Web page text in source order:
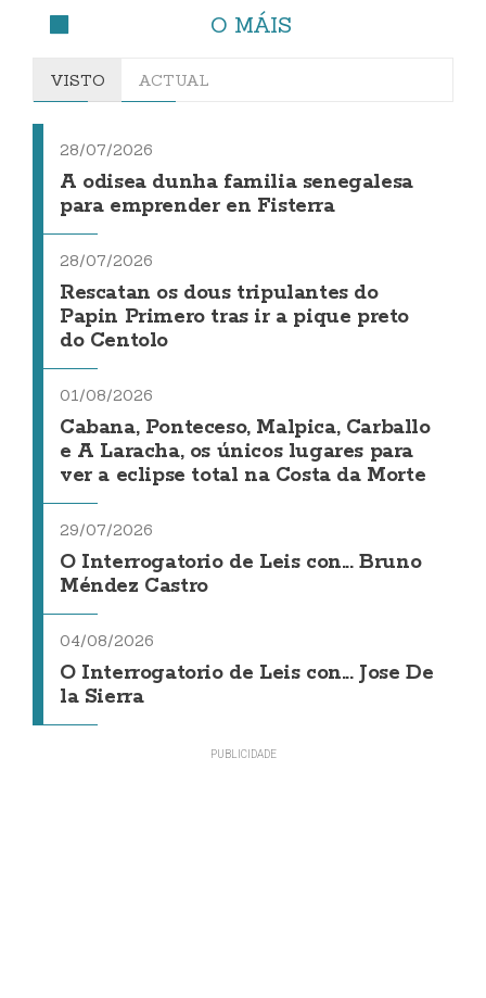
O MÁIS
VISTO ACTUAL
28/07/2026
A odisea dunha familia senegalesa
para emprender en Fisterra
28/07/2026
Rescatan os dous tripulantes do
Papin Primero tras ir a pique preto
do Centolo
01/08/2026
Cabana, Ponteceso, Malpica, Carballo
e A Laracha, os únicos lugares para
ver a eclipse total na Costa da Morte
29/07/2026
O Interrogatorio de Leis con... Bruno
Méndez Castro
04/08/2026
O Interrogatorio de Leis con... Jose De
la Sierra